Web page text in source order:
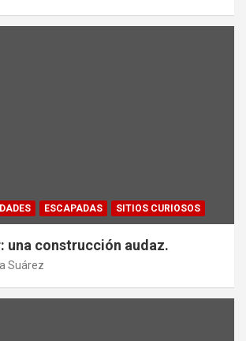
ESCAPADAS SITIOS CURIOSOS
una construcción audaz.
Suárez